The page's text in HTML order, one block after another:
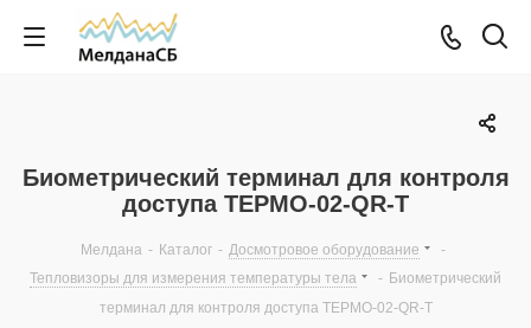
Биометрический терминал для контроля
доступа ТЕРМО-02-QR-T
Мелдана - Каталог - Досмотровое оборудование
-
Тепловизоры для измерения температуры тела
- Биометрический
терминал для контроля доступа ТЕРМО-02-QR-T